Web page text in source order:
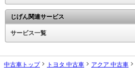
じげん関連サービス
サービス一覧
中古車トップ トヨタ 中古車 アクア 中古車